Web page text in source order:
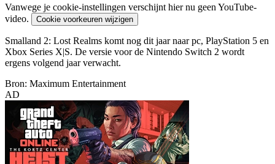
Vanwege je cookie-instellingen verschijnt hier nu geen YouTube-
video.
Cookie voorkeuren wijzigen
Smalland 2: Lost Realms komt nog dit jaar naar pc, PlayStation 5 en
Xbox Series X|S. De versie voor de Nintendo Switch 2 wordt
ergens volgend jaar verwacht.
Bron: Maximum Entertainment
AD